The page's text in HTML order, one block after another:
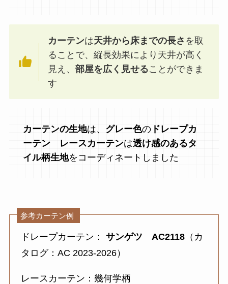
カーテンは天井から床までの長さ を取
ることで、縦長効果により天井が高く
見え、部屋を広く見せることができま
す
カーテンの生地は、 グレー色のドレープカ
ーテン
レースカーテンは透け感のあるタ
イル柄生地をコーディネートしました
参考カーテン例
ドレープカーテン：サンゲツ AC2118 （カ
タログ：AC 2023-2026）
レースカーテン：幾何学柄